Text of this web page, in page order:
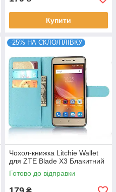
Купити
-25% НА СКЛО/ПЛІВКУ
Чохол-книжка Litchie Wallet
для ZTE Blade X3 Блакитний
Готово до відправки